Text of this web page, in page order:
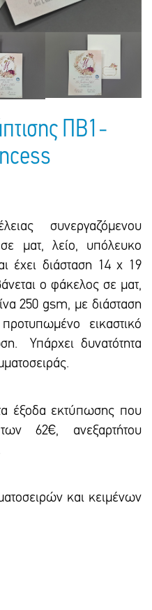
ΠΒ1-
συνεργαζόμενου
ματ, λείο, υπόλευκο
έxει διάσταση 14 x 19
ο φάκελος σε ματ,
250 gsm, με διάσταση
εικαστικό
Υπάρxει δυνατότητα
έξοδα εκτύπωσης που
62€, ανεξαρτήτου
και κειμένων